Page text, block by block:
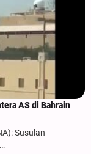
AS di Bahrain
Susulan